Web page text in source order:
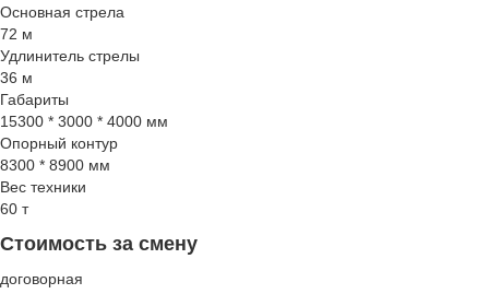
Основная стрела
72 м
Удлинитель стрелы
36 м
Габариты
15300 * 3000 * 4000 мм
Опорный контур
8300 * 8900 мм
Вес техники
60 т
Стоимость за смену
договорная